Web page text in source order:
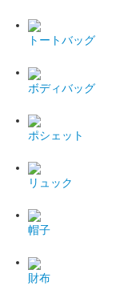
トートバッグ
ボディバッグ
ポシェット
リュック
帽子
財布